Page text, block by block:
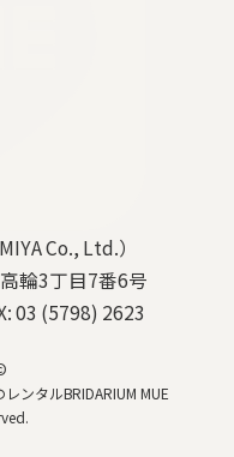
Co., Ltd.）
輪3丁目7番6号
03 (5798) 2623
ンタルBRIDARIUM MUE